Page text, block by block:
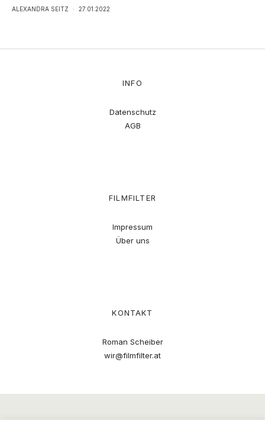
ALEXANDRA SEITZ · 27.01.2022
INFO
Datenschutz
AGB
FILMFILTER
Impressum
Über uns
KONTAKT
Roman Scheiber
wir@filmfilter.at